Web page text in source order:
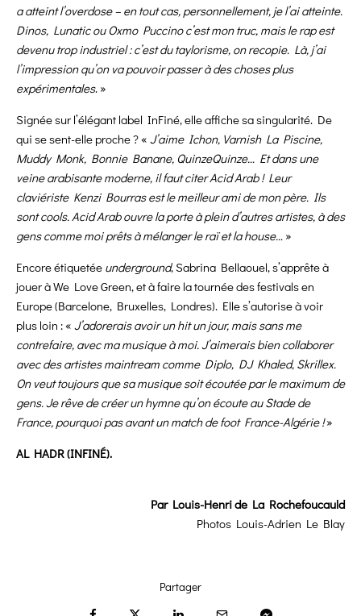
a atteint l’overdose – en tout cas, personnellement, je l’ai atteinte.
Dinos, Lunatic ou Oxmo Puccino c’est mon truc, mais le rap est
devenu trop industriel : c’est du taylorisme, on recopie. Là, j’ai
l’impression qu’on va pouvoir passer à des choses plus
expérimentales. »
Signée sur l’élégant label InFiné, elle affiche sa singularité. De
qui se sent-elle proche ? « J’aime Ichon, Varnish La Piscine,
Muddy Monk, Bonnie Banane, QuinzeQuinze… Et dans une
veine arabisante moderne, il faut citer Acid Arab ! Leur
claviériste Kenzi Bourras est le meilleur ami de mon père. Ils
sont cools. Acid Arab ouvre la porte à plein d’autres artistes, à des
gens comme moi prêts à mélanger le raï et la house… »
Encore étiquetée underground, Sabrina Bellaouel, s’apprête à
jouer à We Love Green, et à faire la tournée des festivals en
Europe (Barcelone, Bruxelles, Londres). Elle s’autorise à voir
plus loin : « J’adorerais avoir un hit un jour, mais sans me
contrefaire, avec ma musique à moi. J’aimerais bien collaborer
avec des artistes maintream comme Diplo, DJ Khaled, Skrillex.
On veut toujours que sa musique soit écoutée par le maximum de
gens. Je rêve de créer un hymne qu’on écoute au Stade de
France, pourquoi pas avant un match de foot France-Algérie !»
AL HADR (INFINÉ).
Par Louis-Henri de La Rochefoucauld
Photos Louis-Adrien Le Blay
Partager